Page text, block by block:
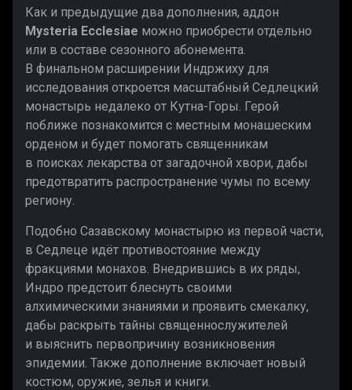
Как и предыдущие два дополнения, аддон
Mysteria Ecclesiae можно приобрести отдельно
или в составе сезонного абонемента.
В финальном расширении Индржиху для
исследования откроется масштабный Седлецкий
монастырь недалеко от Кутна-Горы. Герой
поближе познакомится с местным монашеским
орденом и будет помогать священникам
в поисках лекарства от загадочной хвори, дабы
предотвратить распространение чумы по всему
региону.
Подобно Сазавскому монастырю из первой части,
в Седлеце идёт противостояние между
фракциями монахов. Внедрившись в их ряды,
Индро предстоит блеснуть своими
алхимическими знаниями и проявить смекалку,
дабы раскрыть тайны священнослужителей
и выяснить первопричину возникновения
эпидемии. Также дополнение включает новый
костюм, оружие, зелья и книги.